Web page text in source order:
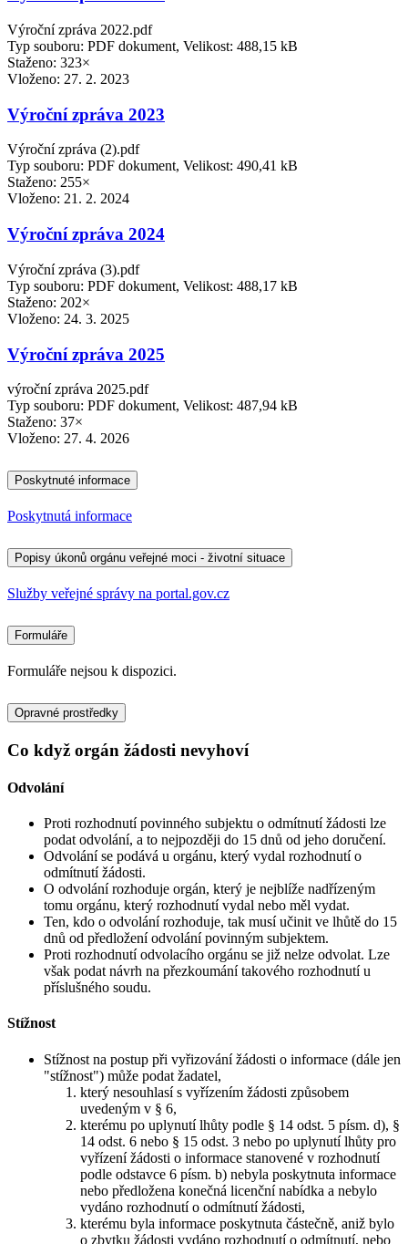
Výroční zpráva 2022.pdf
Typ souboru: PDF dokument, Velikost: 488,15 kB
Staženo: 323×
Vloženo: 27. 2. 2023
Výroční zpráva 2023
Výroční zpráva (2).pdf
Typ souboru: PDF dokument, Velikost: 490,41 kB
Staženo: 255×
Vloženo: 21. 2. 2024
Výroční zpráva 2024
Výroční zpráva (3).pdf
Typ souboru: PDF dokument, Velikost: 488,17 kB
Staženo: 202×
Vloženo: 24. 3. 2025
Výroční zpráva 2025
výroční zpráva 2025.pdf
Typ souboru: PDF dokument, Velikost: 487,94 kB
Staženo: 37×
Vloženo: 27. 4. 2026
Poskytnuté informace
Poskytnutá informace
Popisy úkonů orgánu veřejné moci - životní situace
Služby veřejné správy na portal.gov.cz
Formuláře
Formuláře nejsou k dispozici.
Opravné prostředky
Co když orgán žádosti nevyhoví
Odvolání
Proti rozhodnutí povinného subjektu o odmítnutí žádosti lze
podat odvolání, a to nejpozději do 15 dnů od jeho doručení.
Odvolání se podává u orgánu, který vydal rozhodnutí o
odmítnutí žádosti.
O odvolání rozhoduje orgán, který je nejblíže nadřízeným
tomu orgánu, který rozhodnutí vydal nebo měl vydat.
Ten, kdo o odvolání rozhoduje, tak musí učinit ve lhůtě do 15
dnů od předložení odvolání povinným subjektem.
Proti rozhodnutí odvolacího orgánu se již nelze odvolat. Lze
však podat návrh na přezkoumání takového rozhodnutí u
příslušného soudu.
Stížnost
Stížnost na postup při vyřizování žádosti o informace (dále jen
"stížnost") může podat žadatel,
který nesouhlasí s vyřízením žádosti způsobem
uvedeným v § 6,
kterému po uplynutí lhůty podle § 14 odst. 5 písm. d), §
14 odst. 6 nebo § 15 odst. 3 nebo po uplynutí lhůty pro
vyřízení žádosti o informace stanovené v rozhodnutí
podle odstavce 6 písm. b) nebyla poskytnuta informace
nebo předložena konečná licenční nabídka a nebylo
vydáno rozhodnutí o odmítnutí žádosti,
kterému byla informace poskytnuta částečně, aniž bylo
o zbytku žádosti vydáno rozhodnutí o odmítnutí, nebo